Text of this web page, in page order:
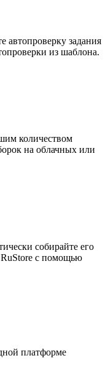
автопроверку задания
из шаблона.
количеством
на облачных или
собирайте его
с помощью
платформе